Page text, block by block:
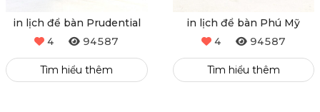
in lịch để bàn Prudential
4
94587
Tìm hiểu thêm
in lịch để bàn Phú Mỹ
4
94587
Tìm hiểu thêm